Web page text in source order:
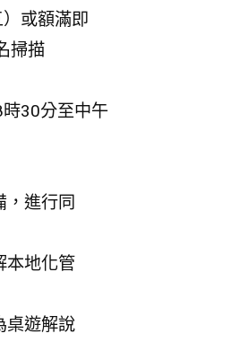
或額滿即
掃描
30分至中午
，進行同
本地化管
桌遊解說